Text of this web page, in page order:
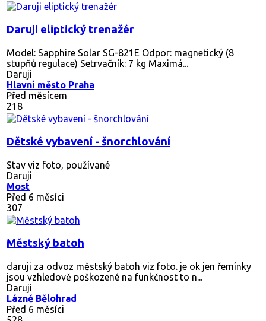
Daruji eliptický trenažér
Model: Sapphire Solar SG-821E Odpor: magnetický (8
stupňů regulace) Setrvačník: 7 kg Maximá...
Daruji
Hlavní město Praha
Před měsícem
218
Dětské vybavení - šnorchlování
Stav viz foto, používané
Daruji
Most
Před 6 měsíci
307
Městský batoh
daruji za odvoz městský batoh viz foto. je ok jen řemínky
jsou vzhledově poškozené na funkčnost to n...
Daruji
Lázně Bělohrad
Před 6 měsíci